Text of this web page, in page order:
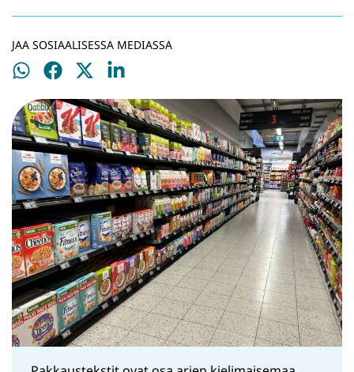
JAA SOSIAALISESSA MEDIASSA
Jaa
Jaa
Jaa
Jaa